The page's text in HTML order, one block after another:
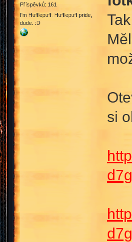
Příspěvků: 161
I'm Hufflepuff. Hufflepuff pride,
dude. :D
si